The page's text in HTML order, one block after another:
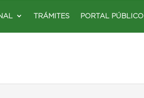
TRÁMITES PORTAL PÚBLICO